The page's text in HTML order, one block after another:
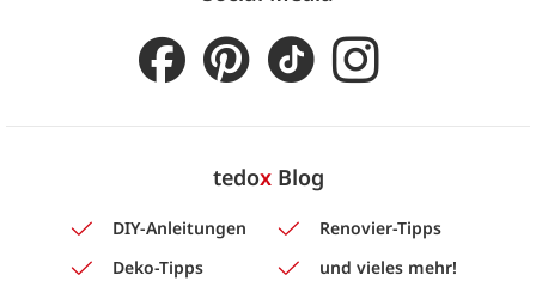
tedoxBlog
DIY-Anleitungen
Renovier-Tipps
Deko-Tipps
und vieles mehr!